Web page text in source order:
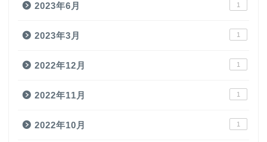
2023年6月 1
2023年3月 1
2022年12月 1
2022年11月 1
2022年10月 1